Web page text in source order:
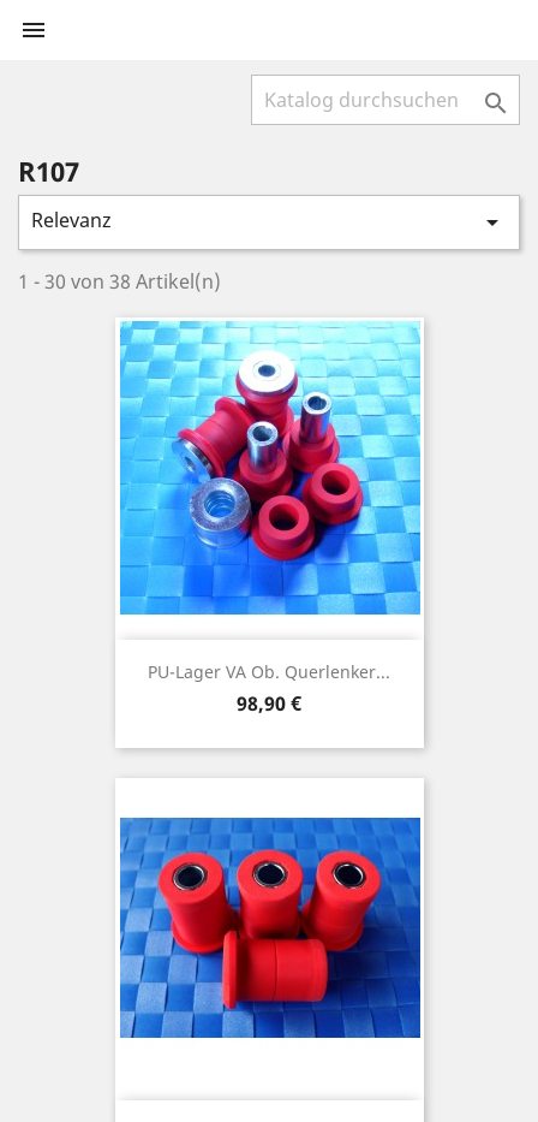


R107
Relevanz 
1 - 30 von 38 Artikel(n)
PU-Lager VA Ob. Querlenker...
Preis
98,90 €